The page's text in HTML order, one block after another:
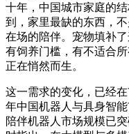
十年，中国城市家庭的
到，家里最缺的东西，
在场的陪伴。宠物填补
有饲养门槛，有不适合
正在悄然而生。
这一需求的变化，已经
年中国机器人与具身智
陪伴机器人市场规模已